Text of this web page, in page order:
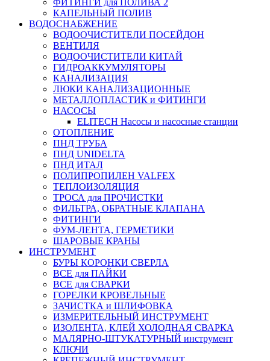
КАПЕЛЬНЫЙ ПОЛИВ
ВОДОСНАБЖЕНИЕ
ВОДООЧИСТИТЕЛИ ПОСЕЙДОН
ВЕНТИЛЯ
ВОДООЧИСТИТЕЛИ КИТАЙ
ГИДРОАККУМУЛЯТОРЫ
КАНАЛИЗАЦИЯ
ЛЮКИ КАНАЛИЗАЦИОННЫЕ
МЕТАЛЛОПЛАСТИК и ФИТИНГИ
НАСОСЫ
ELITECH Насосы и насосные станции
ОТОПЛЕНИЕ
ПНД ТРУБА
ПНД UNIDELTA
ПНД ИТАЛ
ПОЛИПРОПИЛЕН VALFEX
ТЕПЛОИЗОЛЯЦИЯ
ТРОСА для ПРОЧИСТКИ
ФИЛЬТРА, ОБРАТНЫЕ КЛАПАНА
ФИТИНГИ
ФУМ-ЛЕНТА, ГЕРМЕТИКИ
ШАРОВЫЕ КРАНЫ
ИНСТРУМЕНТ
БУРЫ КОРОНКИ СВЕРЛА
ВСЕ для ПАЙКИ
ВСЕ для СВАРКИ
ГОРЕЛКИ КРОВЕЛЬНЫЕ
ЗАЧИСТКА и ШЛИФОВКА
ИЗМЕРИТЕЛЬНЫЙ ИНСТРУМЕНТ
ИЗОЛЕНТА, КЛЕЙ ХОЛОДНАЯ СВАРКА
МАЛЯРНО-ШТУКАТУРНЫЙ инструмент
КЛЮЧИ